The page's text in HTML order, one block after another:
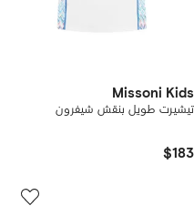
Missoni Kids
تيشيرت طويل بنقش شيفرون
$183